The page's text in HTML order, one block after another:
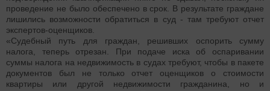
проведение не было обеспечено в срок. В результате граждане
лишились возможности обратиться в суд - там требуют отчет
экспертов-оценщиков.
«Судебный путь для граждан, решивших оспорить сумму
налога, теперь отрезан. При подаче иска об оспаривании
суммы налога на недвижимость в судах требуют, чтобы в пакете
документов был не только отчет оценщиков о стоимости
квартиры или другой недвижимости гражданина, но и